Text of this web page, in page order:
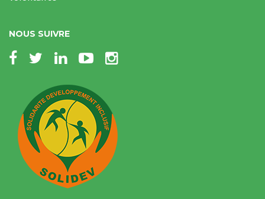
NOUS SUIVRE